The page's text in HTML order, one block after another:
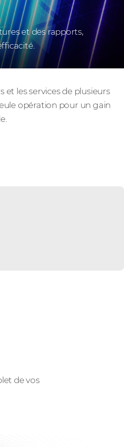
et des rapports,
et les services de plusieurs
opération pour un gain
de vos